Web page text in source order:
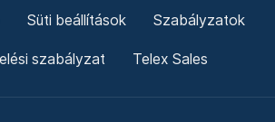
Süti beállítások Szabályzatok
szabályzat Telex Sales